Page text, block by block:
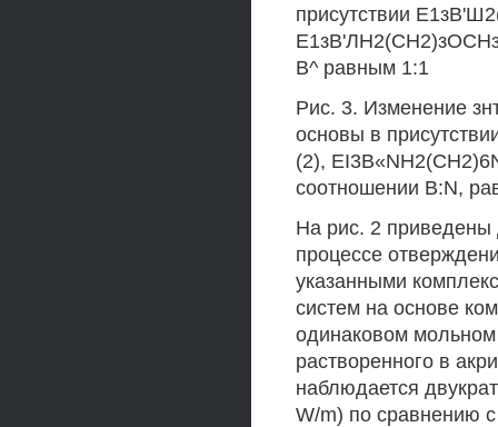
присутствии
В^ равным 1:1
Рис. 3. Изменение
основы в
(2),
соотношении B:N,
На рис. 2
процессе
указанными
систем на основе
одинаковом
растворенного в
наблюдается
W/m) по сравнению